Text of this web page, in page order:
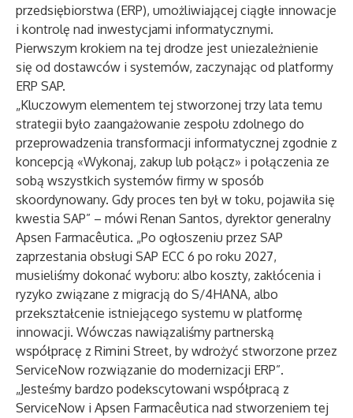
przedsiębiorstwa (ERP), umożliwiającej ciągłe innowacje
i kontrolę nad inwestycjami informatycznymi.
Pierwszym krokiem na tej drodze jest uniezależnienie
się od dostawców i systemów, zaczynając od platformy
ERP SAP.
„Kluczowym elementem tej stworzonej trzy lata temu
strategii było zaangażowanie zespołu zdolnego do
przeprowadzenia transformacji informatycznej zgodnie z
koncepcją «Wykonaj, zakup lub połącz» i połączenia ze
sobą wszystkich systemów firmy w sposób
skoordynowany. Gdy proces ten był w toku, pojawiła się
kwestia SAP” – mówi Renan Santos, dyrektor generalny
Apsen Farmacêutica. „Po ogłoszeniu przez SAP
zaprzestania obsługi SAP ECC 6 po roku 2027,
musieliśmy dokonać wyboru: albo koszty, zakłócenia i
ryzyko związane z migracją do S/4HANA, albo
przekształcenie istniejącego systemu w platformę
innowacji. Wówczas nawiązaliśmy partnerską
współpracę z Rimini Street, by wdrożyć stworzone przez
ServiceNow rozwiązanie do modernizacji ERP”.
„Jesteśmy bardzo podekscytowani współpracą z
ServiceNow i Apsen Farmacêutica nad stworzeniem tej